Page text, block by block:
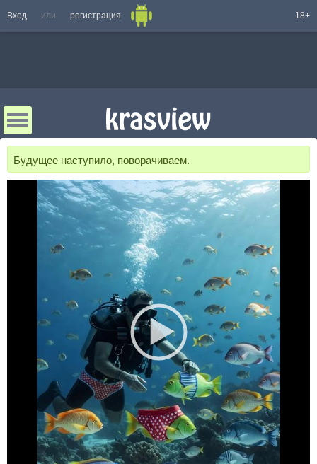
Вход или регистрация 18+
Будущее наступило, поворачиваем.